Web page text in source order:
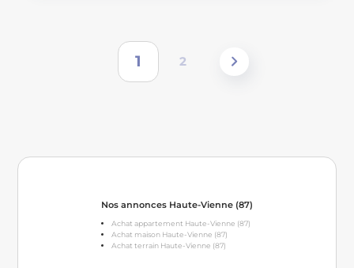
1 2
Nos annonces Haute-Vienne (87)
Achat appartement Haute-Vienne (87)
Achat maison Haute-Vienne (87)
Achat terrain Haute-Vienne (87)